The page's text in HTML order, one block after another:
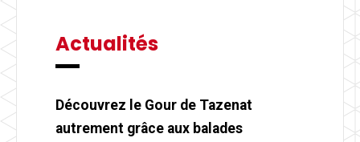
Actualités
Découvrez le Gour de Tazenat
autrement grâce aux balades